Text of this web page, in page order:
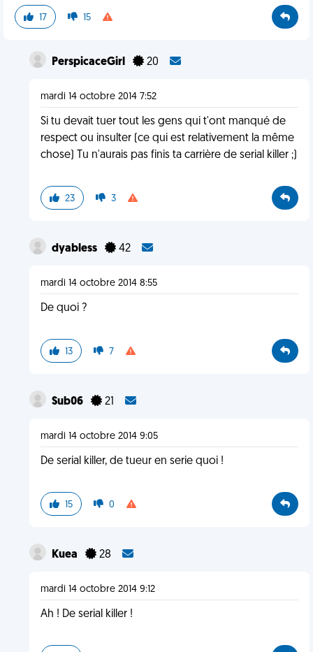
17 15
PerspicaceGirl 20
mardi 14 octobre 2014 7:52
Si tu devait tuer tout les gens qui t'ont manqué de
respect ou insulter (ce qui est relativement la même
chose) Tu n'aurais pas finis ta carrière de serial killer ;)
23 3
dyabless 42
mardi 14 octobre 2014 8:55
De quoi ?
13 7
Sub06 21
mardi 14 octobre 2014 9:05
De serial killer, de tueur en serie quoi !
15 0
Kuea 28
mardi 14 octobre 2014 9:12
Ah ! De serial killer !